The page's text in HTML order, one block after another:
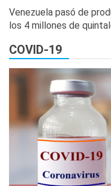
Venezuela pasó de
los 4 millones de
COVID-19